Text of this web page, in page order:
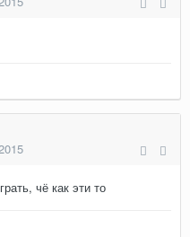
чё как эти то